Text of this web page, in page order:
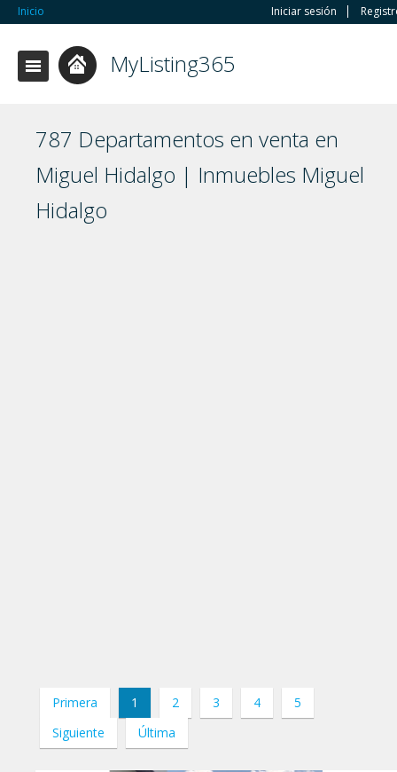
Inicio Iniciar sesión
MyListing365
787 Departamentos en venta en
Miguel Hidalgo | Inmuebles Miguel
Hidalgo
Primera 1 2 3 4
5
Siguiente
Última